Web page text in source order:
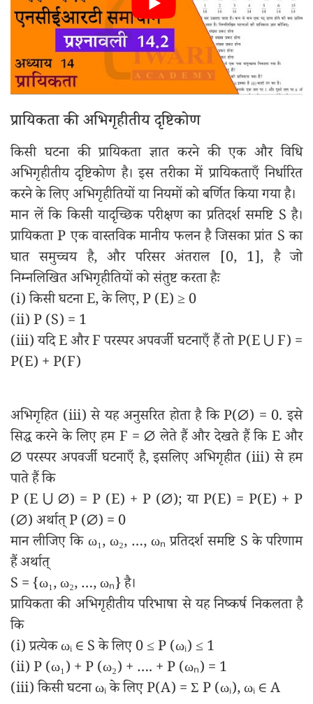
प्रायिकता की अभिगृहीतीय दृष्टिकोण
किसी घटना की प्रायिकता ज्ञात करने की एक और विधि
अभिगृहीतीय दृष्टिकोण है। इस तरीका में प्रायिकताएँ निर्धारित
करने के लिए अभिगृहीतियों या नियमों को बर्णित किया गया है।
मान लें कि किसी यादृच्छिक परीक्षण का प्रतिदर्श समष्टि S है।
प्रायिकता P एक वास्तविक मानीय फलन है जिसका प्रांत S का
घात समुच्चय है, और परिसर अंतराल [0, 1], है जो
निम्नलिखित अभिगृहीतियों को संतुष्ट करता हैः
(i) किसी घटना E, के लिए, P (E) ≥ 0
(ii) P (S) = 1
(iii) यदि E और F परस्पर अपवर्जी घटनाएँ हैं तो P(E ⋃ F) =
P(E) + P(F)
अभिगृहित (iii) से यह अनुसरित होता है कि P(∅) = 0. इसे
सिद्ध करने के लिए हम F = ∅ लेते हैं और देखते हैं कि E और
∅ परस्पर अपवर्जी घटनाएँ है, इसलिए अभिगृहीत (iii) से हम
पाते हैं कि
P (E ⋃ ∅) = P (E) + P (∅); या P(E) = P(E) + P
(∅) अर्थात् P (∅) = 0
मान लीजिए कि ω₁, ω₂, …, ωₙ प्रतिदर्श समष्टि S के परिणाम
हैं अर्थात्
S = {ω₁, ω₂, …, ωₙ} है।
प्रायिकता की अभिगृहीतीय परिभाषा से यह निष्कर्ष निकलता है
कि
(i) प्रत्येक ωᵢ ∈ S के लिए 0 ≤ P (ωᵢ) ≤ 1
(ii) P (ω₁) + P (ω₂) + …. + P (ωₙ) = 1
(iii) किसी घटना ωᵢ के लिए P(A) = Σ P (ωᵢ), ωᵢ ∈ A